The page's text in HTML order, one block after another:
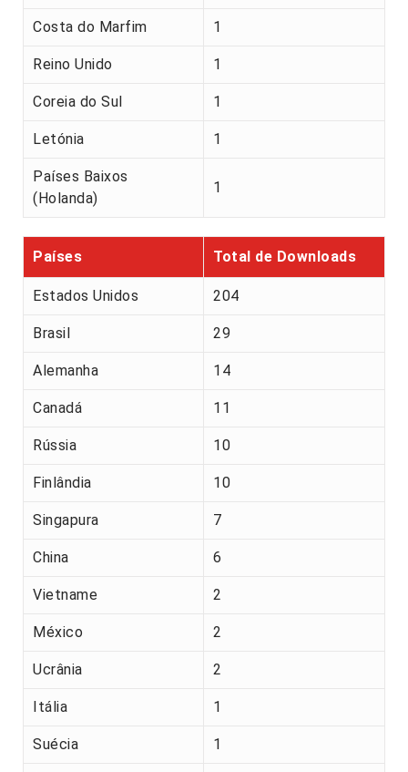
Costa do Marfim 1
Reino Unido 1
Coreia do Sul 1
Letónia 1
Países Baixos
(Holanda)
1
Países Total de Downloads
Estados Unidos 204
Brasil 29
Alemanha 14
Canadá 11
Rússia 10
Finlândia 10
Singapura 7
China 6
Vietname 2
México 2
Ucrânia 2
Itália 1
Suécia 1